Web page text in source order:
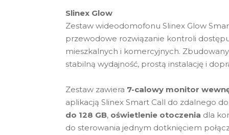
Slinex Glow
Zestaw wideodomofonu Slinex Glow
przewodowe rozwiązanie kontroli
mieszkalnych i komercyjnych.
stabilną wydajność, prostą instalację i
Zestaw zawiera 7-calowy monitor
aplikacją Slinex Smart Call do zdalnego
do 128 GB, oświetlenie otoczenia dla
do sterowania jednym dotknięciem